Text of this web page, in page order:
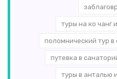
туры на ко чанг
поломнический тур
путевка в
туры в анталью